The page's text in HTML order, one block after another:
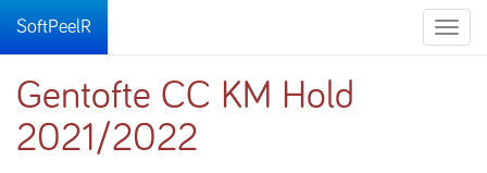
Toggle
SoftPeelR
Gentofte CC KM Hold
2021/2022